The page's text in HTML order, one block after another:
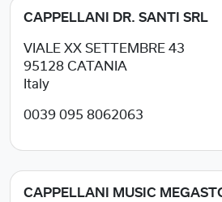
CAPPELLANI DR. SANTI SRL
VIALE XX SETTEMBRE 43
95128 CATANIA
Italy
0039 095 8062063
CAPPELLANI MUSIC